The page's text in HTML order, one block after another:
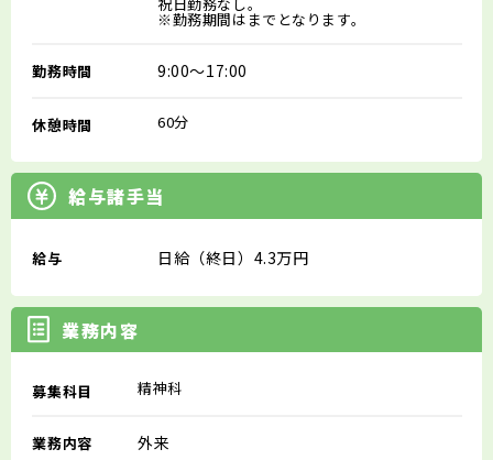
※勤務期間はまでとなります。
勤務時間 9:00～17:00
休憩時間 60分
給与諸手当
給与 日給（終日）4.3万円
業務内容
募集科目 精神科
業務内容 外来